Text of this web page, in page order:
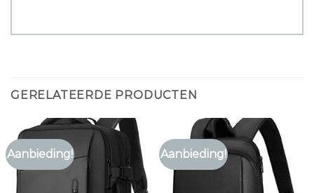
GERELATEERDE PRODUCTEN
Aanbieding! Aanbieding!